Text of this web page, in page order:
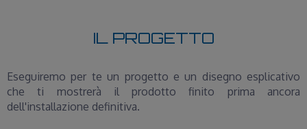
IL PROGETTO
Eseguiremo per te un progetto e un disegno esplicativo
che ti mostrerà il prodotto finito prima ancora
dell'installazione definitiva.